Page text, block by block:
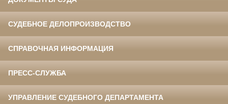
СУДЕБНОЕ ДЕЛОПРОИЗВОДСТВО
СПРАВОЧНАЯ ИНФОРМАЦИЯ
ПРЕСС-СЛУЖБА
УПРАВЛЕНИЕ СУДЕБНОГО ДЕПАРТАМЕНТА